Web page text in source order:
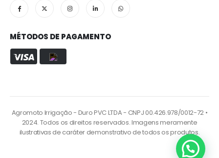
MÉTODOS DE PAGAMENTO
Agromoto Irrigação - Duro PVC LTDA - CNPJ 00.426.978/0012-72 •
2024. Todos os direitos reservados. Imagens meramente
ilustrativas de caráter demonstrativo de todos os produtos.